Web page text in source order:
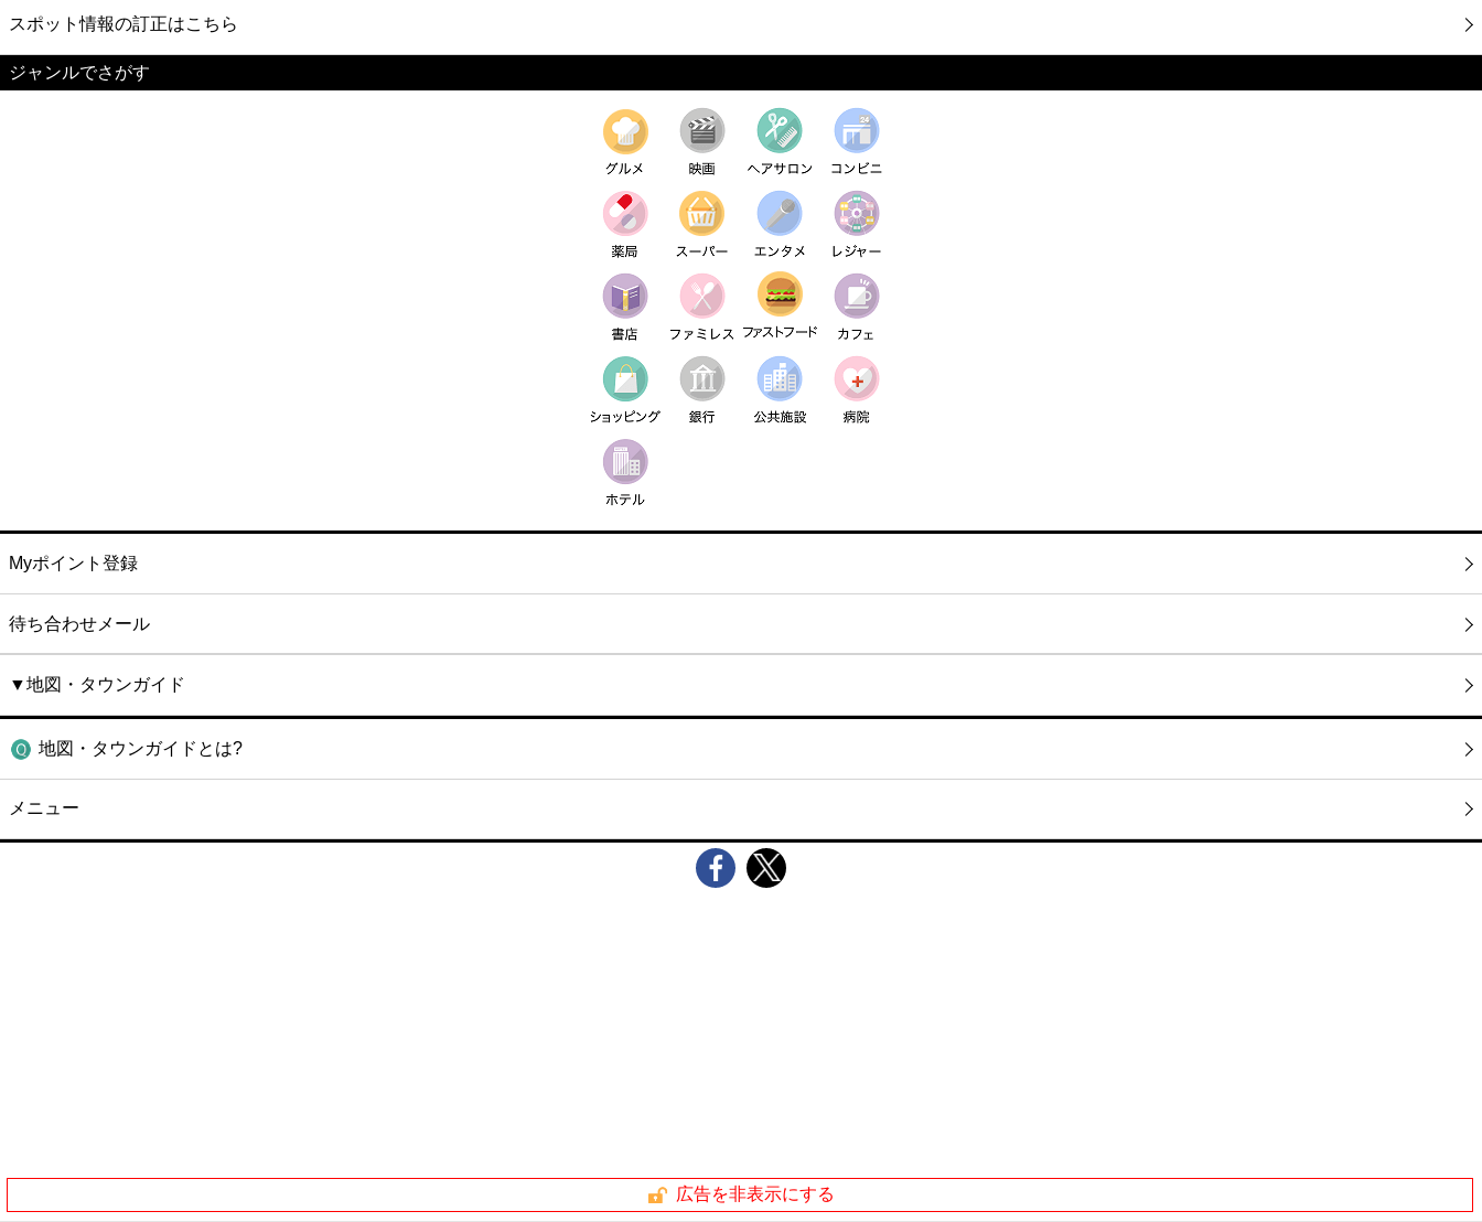
スポット情報の訂正はこちら
ジャンルでさがす
Myポイント登録
待ち合わせメール
▼地図・タウンガイド
地図・タウンガイドとは?
メニュー
広告を非表示にする